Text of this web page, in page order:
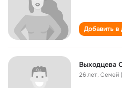
Добавить в
Выходцева
26 лет,Семей